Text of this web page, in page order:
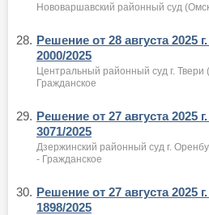
Нововаршавский районный суд
28. Решение от 28 августа 2025
2000/2025
Центральный районный суд г. Твери
Гражданское
29. Решение от 27 августа 2025
3071/2025
Дзержинский районный суд г.
- Гражданское
30. Решение от 27 августа 2025
1898/2025